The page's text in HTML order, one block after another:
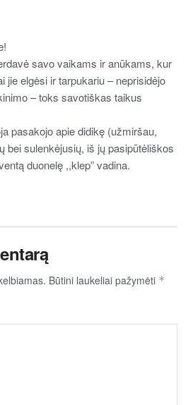
savo vaikams ir anūkams, kur
jie elgėsi ir tarpukariu – neprisidėjo
– toks savotiškas taikus
pasakojo apie didikę (užmiršau,
bei sulenkėjusių, iš jų pasipūtėliškos
duonelę ,,klep” vadina.
Būtini laukeliai pažymėti *